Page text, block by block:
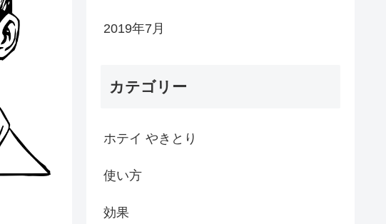
2019年7月
カテゴリー
ホテイ やきとり
使い方
効果